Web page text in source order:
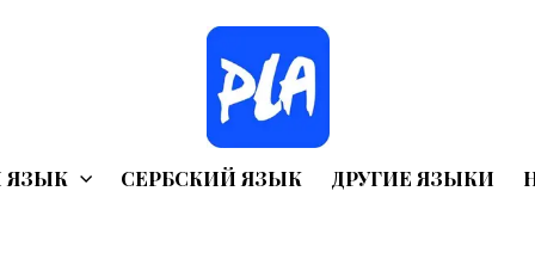
ЯЗЫК СЕРБСКИЙ ЯЗЫК ДРУГИЕ ЯЗЫКИ